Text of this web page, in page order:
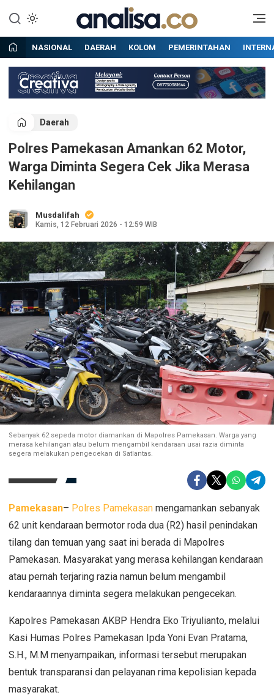
konten
Analisa
Situs berita online terpercaya
NASIONAL DAERAH KOLOM PEMERINTAHAN
Daerah
Polres Pamekasan Amankan 62 Motor,
Warga Diminta Segera Cek Jika Merasa
Kehilangan
Musdalifah
Kamis, 12 Februari 2026 - 12:59 WIB
Sebanyak 62 sepeda motor diamankan di Mapolres Pamekasan. Warga yang
merasa kehilangan atau belum mengambil kendaraan usai razia diminta
segera melakukan pengecekan di Satlantas.
Pamekasan– Polres Pamekasan mengamankan sebanyak
62 unit kendaraan bermotor roda dua (R2) hasil penindakan
tilang dan temuan yang saat ini berada di Mapolres
Pamekasan. Masyarakat yang merasa kehilangan kendaraan
atau pernah terjaring razia namun belum mengambil
kendaraannya diminta segera melakukan pengecekan.
Kapolres Pamekasan AKBP Hendra Eko Triyulianto, melalui
Kasi Humas Polres Pamekasan Ipda Yoni Evan Pratama,
S.H., M.M menyampaikan, informasi tersebut merupakan
bentuk transparansi dan pelayanan rima kepolisian kepada
masyarakat.